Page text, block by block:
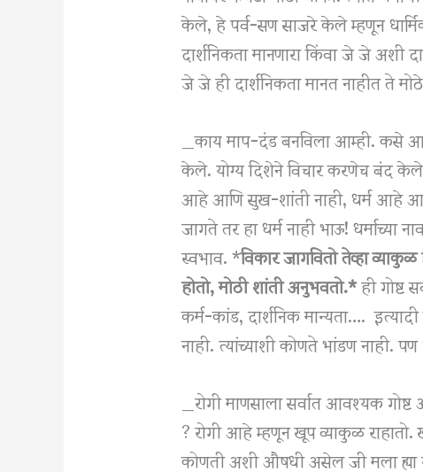
केले, हे पर्व-सण साजरे केले म्हणून
दार्शनिकता मानणारा किंवा जे जे अशी
जे जे ही दार्शनिकता मानत नाहीत ते
_काय माप-दंड बनविला आम्ही. कसे
केले. योग्य दिशेने विचार करणेच बंद
आहे आणि सुख-शांती नाही, धर्म आहे
जागते तर हा धर्म नाही भाऊ! धर्माच्या
स्वभाव. *विकार जागवितो तेव्हा
होतो, मोठी शांती अनुभवतो.*ही गोष्ट
कर्म-कांड, दार्शनिक मान्यता….
नाही. त्यांच्याशी कोणते भांडण नाही.
_रोगी माणसाला सर्वात आवश्यक
? रोगी आहे म्हणून खूप व्याकुळ
कोणती अशी औषधी असेल जी मला ह्या